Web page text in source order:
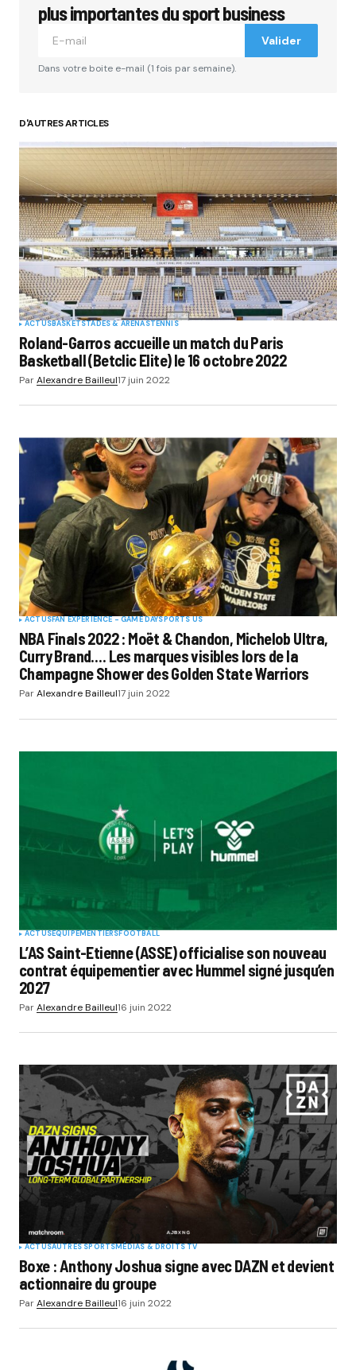
plus importantes du sport business
Valider
Dans votre boite e-mail (1 fois par semaine).
D'AUTRES ARTICLES
ACTUSBASKETSTADES & ARENASTENNIS
Roland-Garros accueille un match du Paris
Basketball (Betclic Elite) le 16 octobre 2022
ParAlexandre Bailleul17 juin 2022
ACTUSFAN EXPERIENCE - GAME DAYSPORTS US
NBA Finals 2022 : Moët & Chandon, Michelob Ultra,
Curry Brand…. Les marques visibles lors de la
Champagne Shower des Golden State Warriors
ParAlexandre Bailleul17 juin 2022
ACTUSEQUIPEMENTIERSFOOTBALL
L’AS Saint-Etienne (ASSE) officialise son nouveau
contrat équipementier avec Hummel signé jusqu’en
2027
ParAlexandre Bailleul16 juin 2022
ACTUSAUTRES SPORTSMÉDIAS & DROITS TV
Boxe : Anthony Joshua signe avec DAZN et devient
actionnaire du groupe
ParAlexandre Bailleul16 juin 2022